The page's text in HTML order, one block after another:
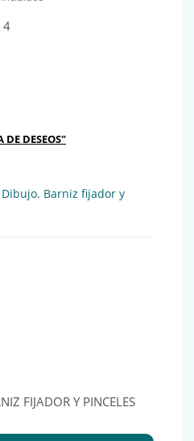
4
Ref:670070 cantidad
DESEOS"
Dibujo. Barniz fijador y
FIJADOR Y PINCELES